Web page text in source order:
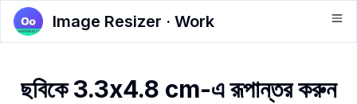
Image Resizer · Work
ছবিকে 3.3x4.8 cm-এ রূপান্তর করুন